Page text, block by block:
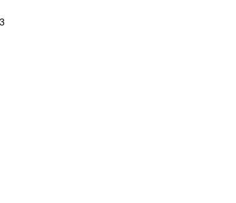
後才付款」的支付方式。 讓您購物簡單
卡、不需儲值。
證，即可結帳。
再付款。
後付」後，將跳轉至「AFTEE先享後
認金額後，即可完成結帳。
點擊此簡訊中的連結，可透過四大超商
行付款，方視為交易完成。
上)免運費
上)免運費